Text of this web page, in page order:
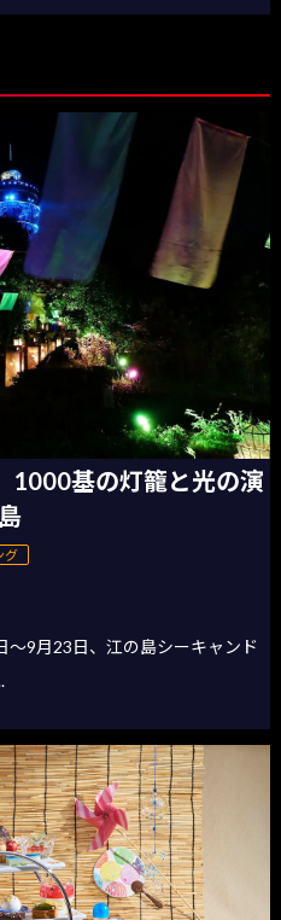
1000基の灯籠と光の演
グ
9月23日、江の島シーキャンド